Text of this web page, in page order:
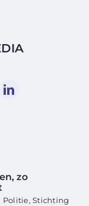
zo
Politie,Stichting